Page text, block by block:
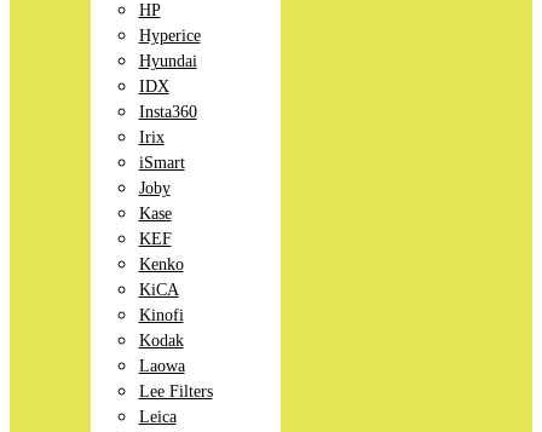
HP
Hyperice
Hyundai
IDX
Insta360
Irix
iSmart
Joby
Kase
KEF
Kenko
KiCA
Kinofi
Kodak
Laowa
Lee Filters
Leica